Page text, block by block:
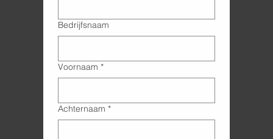
Bedrijfsnaam
Voornaam *
Achternaam *